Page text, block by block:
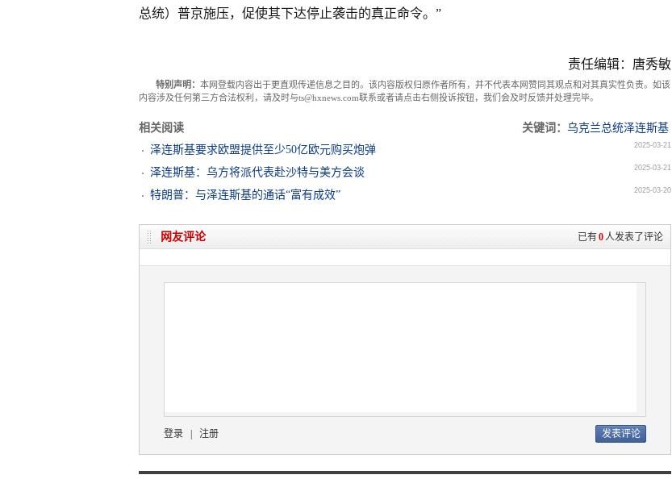
总统）普京施压，促使其下达停止袭击的真正命令。”
责任编辑：唐秀敏
特别声明： 本网登载内容出于更直观传递信息之目的。该内容版权归原作者所有，并不代表本网赞同其观点和对其真实性负责。如该
内容涉及任何第三方合法权利，请及时与ts@hxnews.com联系或者请点击右侧投诉按钮，我们会及时反馈并处理完毕。
相关阅读 关键词： 乌克兰总统泽连斯基
泽连斯基要求欧盟提供至少50亿欧元购买炮弹
2025-03-21
泽连斯基：乌方将派代表赴沙特与美方会谈 2025-03-21
特朗普：与泽连斯基的通话“富有成效” 2025-03-20
已有0人发表了评论
网友评论
登录 注册